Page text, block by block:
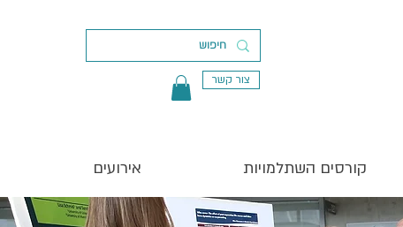
צור קשר
קורסים השתלמויות אירועים